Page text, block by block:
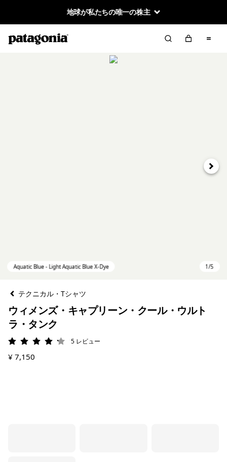
地球が私たちの唯一の株主
次へ
テクニカル・Tシャツ
ウィメンズ・キャプリーン・クール・ウルト
ラ・タンク
評価: 4.2 / 5
5 レビュー
¥ 7,150